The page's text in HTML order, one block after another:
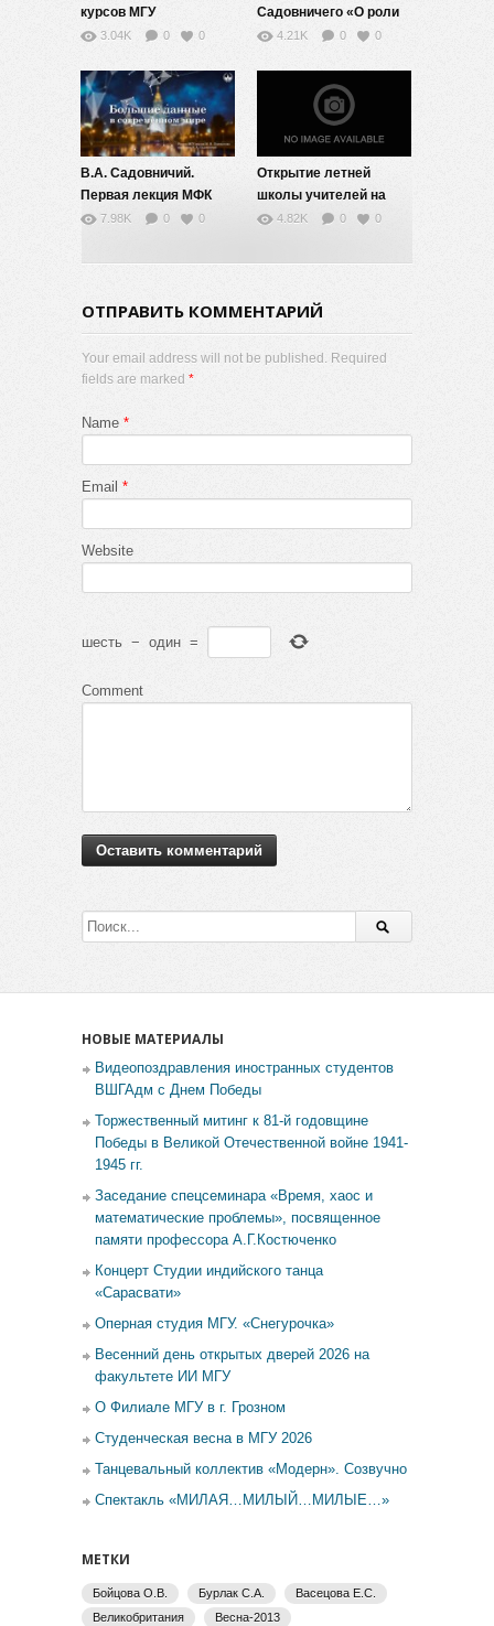
курсов МГУ
3.04K 0 0
Садовничего «О роли
математики и
4.21K 0 0
В.А. Садовничий.
Первая лекция МФК
«Большие данные в
7.98K 0 0
Открытие летней
школы учителей на
филологическом
4.82K 0 0
ОТПРАВИТЬ КОММЕНТАРИЙ
Your email address will not be published. Required
fields are marked *
Name *
Email *
Website
шесть − один =
Comment
НОВЫЕ МАТЕРИАЛЫ
Видеопоздравления иностранных студентов
ВШГАдм с Днем Победы
Торжественный митинг к 81-й годовщине
Победы в Великой Отечественной войне 1941-
1945 гг.
Заседание спецсеминара «Время, хаос и
математические проблемы», посвященное
памяти профессора А.Г.Костюченко
Концерт Студии индийского танца
«Сарасвати»
Оперная студия МГУ. «Снегурочка»
Весенний день открытых дверей 2026 на
факультете ИИ МГУ
О Филиале МГУ в г. Грозном
Студенческая весна в МГУ 2026
Танцевальный коллектив «Модерн». Созвучно
Спектакль «МИЛАЯ…МИЛЫЙ…МИЛЫЕ…»
МЕТКИ
Бойцова О.В. Бурлак С.А.
Васецова Е.С.
Великобритания
Весна-2013